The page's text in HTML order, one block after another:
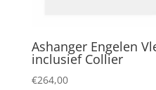
Ashanger Engelen
inclusief Collier
€264,00